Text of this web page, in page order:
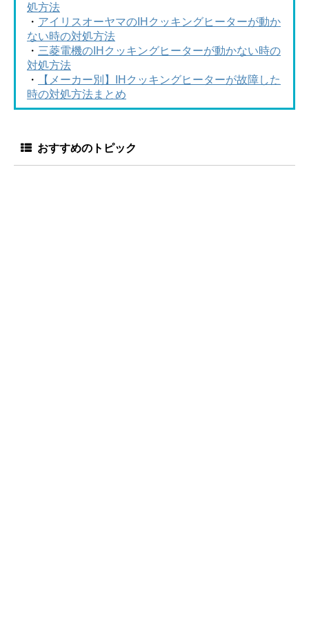
処方法
・ アイリスオーヤマのIHクッキングヒーターが動か
ない時の対処方法
・ 三菱電機のIHクッキングヒーターが動かない時の
対処方法
・
【メーカー別】IHクッキングヒーターが故障した
時の対処方法まとめ
おすすめのトピック